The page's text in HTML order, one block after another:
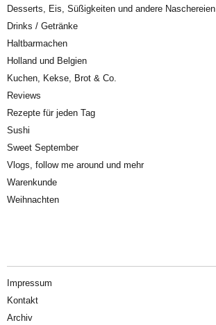
Desserts, Eis, Süßigkeiten und andere Naschereien
Drinks / Getränke
Haltbarmachen
Holland und Belgien
Kuchen, Kekse, Brot & Co.
Reviews
Rezepte für jeden Tag
Sushi
Sweet September
Vlogs, follow me around und mehr
Warenkunde
Weihnachten
Impressum
Kontakt
Archiv